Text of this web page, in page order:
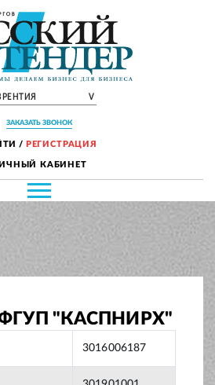
V
ЗАКАЗАТЬ ЗВОНОК
/ РЕГИСТРАЦИЯ
КАБИНЕТ
"КАСПНИРХ"
3016006187